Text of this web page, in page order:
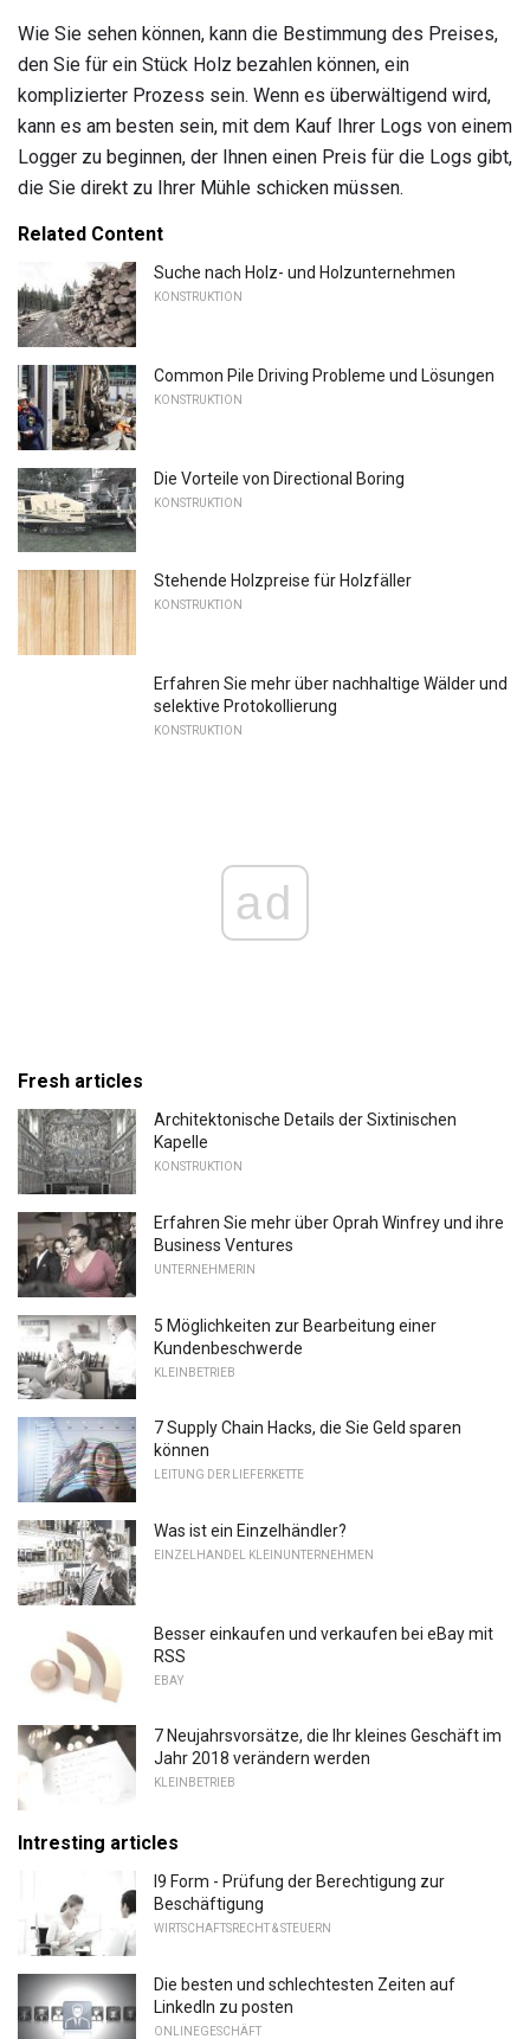
Wie Sie sehen können, kann die Bestimmung des Preises,
den Sie für ein Stück Holz bezahlen können, ein
komplizierter Prozess sein. Wenn es überwältigend wird,
kann es am besten sein, mit dem Kauf Ihrer Logs von einem
Logger zu beginnen, der Ihnen einen Preis für die Logs gibt,
die Sie direkt zu Ihrer Mühle schicken müssen.
Related Content
Suche nach Holz- und Holzunternehmen
KONSTRUKTION
Common Pile Driving Probleme und Lösungen
KONSTRUKTION
Die Vorteile von Directional Boring
KONSTRUKTION
Stehende Holzpreise für Holzfäller
KONSTRUKTION
Erfahren Sie mehr über nachhaltige Wälder und
selektive Protokollierung
KONSTRUKTION
ad
Fresh articles
Architektonische Details der Sixtinischen
Kapelle
KONSTRUKTION
Erfahren Sie mehr über Oprah Winfrey und ihre
Business Ventures
UNTERNEHMERIN
5 Möglichkeiten zur Bearbeitung einer
Kundenbeschwerde
KLEINBETRIEB
7 Supply Chain Hacks, die Sie Geld sparen
können
LEITUNG DER LIEFERKETTE
Was ist ein Einzelhändler?
EINZELHANDEL KLEINUNTERNEHMEN
Besser einkaufen und verkaufen bei eBay mit
RSS
EBAY
7 Neujahrsvorsätze, die Ihr kleines Geschäft im
Jahr 2018 verändern werden
KLEINBETRIEB
Intresting articles
I9 Form - Prüfung der Berechtigung zur
Beschäftigung
WIRTSCHAFTSRECHT & STEUERN
Die besten und schlechtesten Zeiten auf
LinkedIn zu posten
ONLINEGESCHÄFT